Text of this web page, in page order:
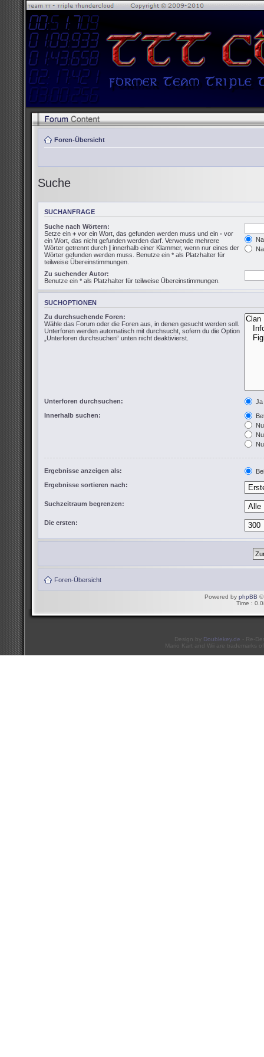
Foren-Übersicht
Suche
SUCHANFRAGE
Suche nach Wörtern:
Setze ein + vor ein Wort, das gefunden werden muss und ein - vor
ein Wort, das nicht gefunden werden darf. Verwende mehrere
Wörter getrennt durch | innerhalb einer Klammer, wenn nur eines der
Wörter gefunden werden muss. Benutze ein * als Platzhalter für
teilweise Übereinstimmungen.
Zu suchender Autor:
Benutze ein * als Platzhalter für teilweise Übereinstimmungen.
SUCHOPTIONEN
Zu durchsuchende Foren:
Wähle das Forum oder die Foren aus, in denen gesucht werden soll.
Unterforen werden automatisch mit durchsucht, sofern du die Option
„Unterforen durchsuchen“ unten nicht deaktivierst.
Unterforen durchsuchen:
Ja
Innerhalb suchen:
Ergebnisse anzeigen als:
Ergebnisse sortieren nach:
Suchzeitraum begrenzen:
Die ersten:
Foren-Übersicht
Powered by phpBB ©
Time :
Design by Doublekey.de - Re-
Mario Kart and Wii are trademarks